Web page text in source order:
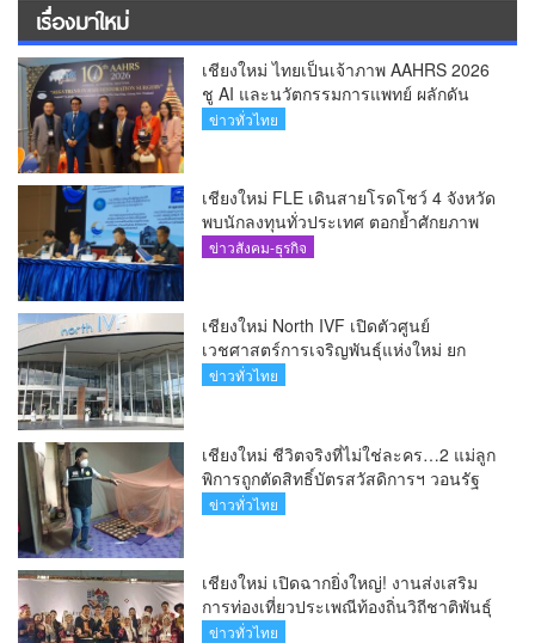
เรื่องมาใหม่
เชียงใหม่ ไทยเป็นเจ้าภาพ AAHRS 2026
ชู AI และนวัตกรรมการแพทย์ ผลักดัน
Medical Hub และศูนย์กลางปลูกผมแห่ง
ข่าวทั่วไทย
เชียงใหม่ FLE เดินสายโรดโชว์ 4 จังหวัด
พบนักลงทุนทั่วประเทศ ตอกย้ำศักยภาพ
ผู้นำธุรกิจระบบน้ำครบวงจร(คลิป)
ข่าวสังคม-ธุรกิจ
เชียงใหม่ North IVF เปิดตัวศูนย์
เวชศาสตร์การเจริญพันธุ์แห่งใหม่ ยก
ระดับเชียงใหม่สู่ ศูนย์กลางการรักษาผู้มี
ข่าวทั่วไทย
เชียงใหม่ ชีวิตจริงที่ไม่ใช่ละคร…2 แม่ลูก
พิการถูกตัดสิทธิ์บัตรสวัสดิการฯ วอนรัฐ
ทบทวนเกณฑ์ช่วยคนจน(คลิป)
ข่าวทั่วไทย
เชียงใหม่ เปิดฉากยิ่งใหญ่! งานส่งเสริม
การท่องเที่ยวประเพณีท้องถิ่นวิถีชาติพันธุ์
ล้านนา(คลิป)
ข่าวทั่วไทย